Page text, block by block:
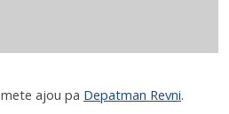
ajou pa Depatman Revni.